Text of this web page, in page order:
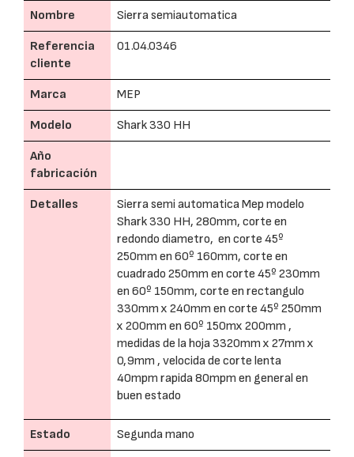
Nombre Sierra semiautomatica
Referencia
cliente
01.04.0346
Marca MEP
Modelo Shark 330 HH
Año
fabricación
Detalles
Sierra semi automatica Mep modelo
Shark 330 HH, 280mm, corte en
redondo diametro, en corte 45º
250mm en 60º 160mm, corte en
cuadrado 250mm en corte 45º 230mm
en 60º 150mm, corte en rectangulo
330mm x 240mm en corte 45º 250mm
x 200mm en 60º 150mx 200mm ,
medidas de la hoja 3320mm x 27mm x
0,9mm , velocida de corte lenta
40mpm rapida 80mpm en general en
buen estado
Estado Segunda mano